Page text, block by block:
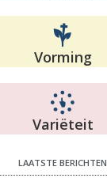
Vorming
Variëteit
LAATSTE BERICHTEN